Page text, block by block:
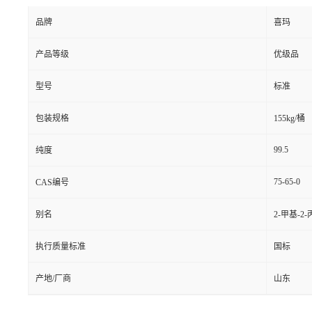
品牌 喜玛
产品等级 优级品
型号 标准
包装规格 155kg/桶
纯度 99.5
CAS编号 75-65-0
别名 2-甲基-2-
执行质量标准 国标
产地/厂商 山东